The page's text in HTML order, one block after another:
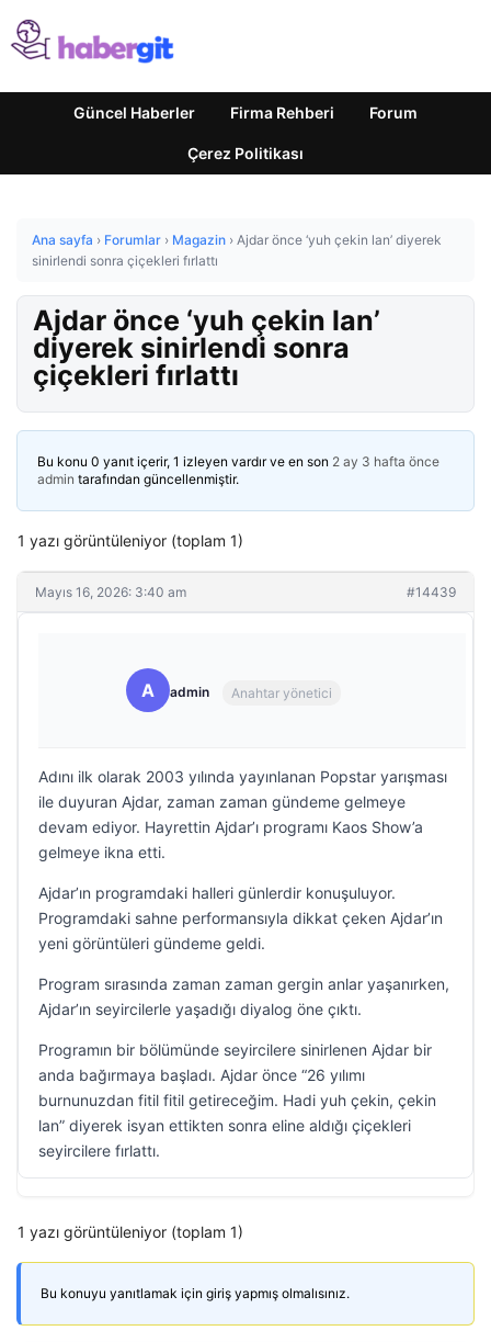
Güncel Haberler Firma Rehberi Forum
Çerez Politikası
Ana sayfa › Forumlar › Magazin › Ajdar önce ‘yuh çekin lan’ diyerek
sinirlendi sonra çiçekleri fırlattı
Ajdar önce ‘yuh çekin lan’
diyerek sinirlendi sonra
çiçekleri fırlattı
Bu konu 0 yanıt içerir, 1 izleyen vardır ve en son 2 ay 3 hafta önce
admin tarafından güncellenmiştir.
1 yazı görüntüleniyor (toplam 1)
Mayıs 16, 2026: 3:40 am #14439
A admin Anahtar yönetici
Adını ilk olarak 2003 yılında yayınlanan Popstar yarışması
ile duyuran Ajdar, zaman zaman gündeme gelmeye
devam ediyor. Hayrettin Ajdar’ı programı Kaos Show’a
gelmeye ikna etti.
Ajdar’ın programdaki halleri günlerdir konuşuluyor.
Programdaki sahne performansıyla dikkat çeken Ajdar’ın
yeni görüntüleri gündeme geldi.
Program sırasında zaman zaman gergin anlar yaşanırken,
Ajdar’ın seyircilerle yaşadığı diyalog öne çıktı.
Programın bir bölümünde seyircilere sinirlenen Ajdar bir
anda bağırmaya başladı. Ajdar önce “26 yılımı
burnunuzdan fitil fitil getireceğim. Hadi yuh çekin, çekin
lan” diyerek isyan ettikten sonra eline aldığı çiçekleri
seyircilere fırlattı.
1 yazı görüntüleniyor (toplam 1)
Bu konuyu yanıtlamak için giriş yapmış olmalısınız.